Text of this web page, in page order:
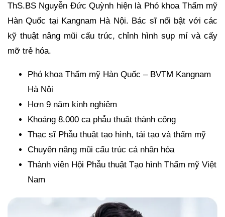
ThS.BS Nguyễn Đức Quỳnh hiện là Phó khoa Thẩm mỹ
Hàn Quốc tại Kangnam Hà Nội. Bác sĩ nổi bật với các
kỹ thuật nâng mũi cấu trúc, chỉnh hình sụp mí và cấy
mỡ trẻ hóa.
Phó khoa Thẩm mỹ Hàn Quốc – BVTM Kangnam
Hà Nội
Hơn 9 năm kinh nghiệm
Khoảng 8.000 ca phẫu thuật thành công
Thạc sĩ Phẫu thuật tạo hình, tái tạo và thẩm mỹ
Chuyên nâng mũi cấu trúc cá nhân hóa
Thành viên Hội Phẫu thuật Tạo hình Thẩm mỹ Việt
Nam